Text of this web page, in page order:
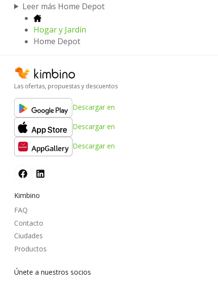
Leer más Home Depot
Hogar y Jardín
Home Depot
Las ofertas, propuestas y descuentos
Descargar en
Descargar en
Descargar en
Kimbino
FAQ
Contacto
Ciudades
Productos
Únete a nuestros socios